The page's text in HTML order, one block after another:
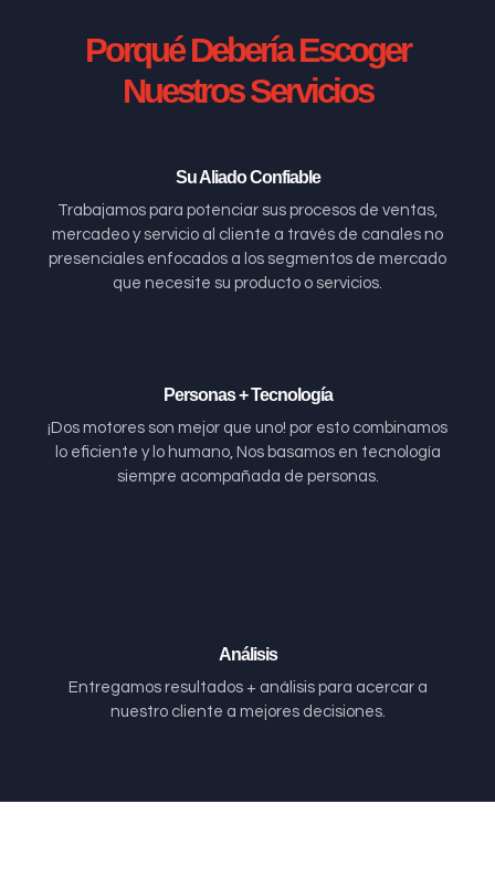
Porqué Debería Escoger
Nuestros Servicios
Su Aliado Confiable
Trabajamos para potenciar sus procesos de ventas,
mercadeo y servicio al cliente a través de canales no
presenciales enfocados a los segmentos de mercado
que necesite su producto o servicios.
Personas + Tecnología
¡Dos motores son mejor que uno! por esto combinamos
lo eficiente y lo humano, Nos basamos en tecnología
siempre acompañada de personas.
Análisis
Entregamos resultados + análisis para acercar a
nuestro cliente a mejores decisiones.